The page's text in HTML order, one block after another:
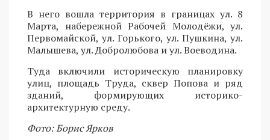
В него вошла территория в границах ул. 8
Марта, набережной Рабочей Молодёжи, ул.
Первомайской, ул. Горького, ул. Пушкина, ул.
Малышева, ул. Добролюбова и ул. Воеводина.
Туда включили историческую планировку
улиц, площадь Труда, сквер Попова и ряд
зданий, формирующих историко-
архитектурную среду.
Фото: Борис Ярков